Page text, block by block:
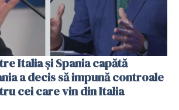
Italia și Spania capătă
a decis să impună controale
cei care vin din Italia